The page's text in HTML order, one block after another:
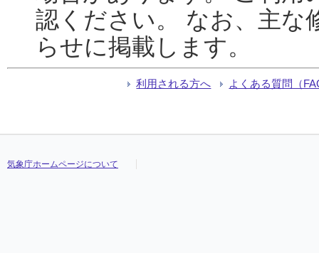
認ください。 なお、主な
らせに掲載します。
利用される方へ よくある質問（
気象庁ホームページについて